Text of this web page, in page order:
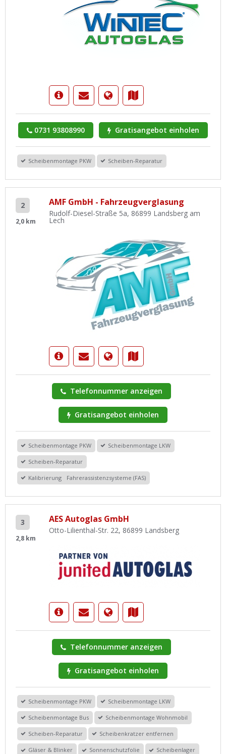
0731 93808990 Gratisangebot einholen
Scheibenmontage PKW Scheiben-Reparatur
2
2,0 km
AMF GmbH - Fahrzeugverglasung
Rudolf-Diesel-Straße 5a, 86899 Landsberg am
Lech
Telefonnummer anzeigen
Gratisangebot einholen
Scheibenmontage PKW Scheibenmontage LKW
Scheiben-Reparatur
Kalibrierung Fahrerassistenzsysteme (FAS)
3
2,8 km
AES Autoglas GmbH
Otto-Lilienthal-Str. 22, 86899 Landsberg
Telefonnummer anzeigen
Gratisangebot einholen
Scheibenmontage PKW Scheibenmontage LKW
Scheibenmontage Bus Scheibenmontage Wohnmobil
Scheiben-Reparatur Scheibenkratzer entfernen
Gläser & Blinker Sonnenschutzfolie Scheibenlager